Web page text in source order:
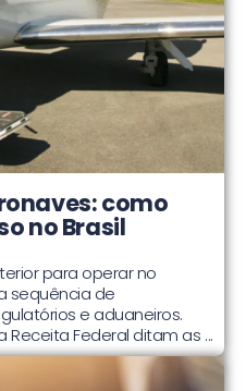
como
no Brasil
para operar no
sequência de
e aduaneiros.
Receita Federal ditam as ...